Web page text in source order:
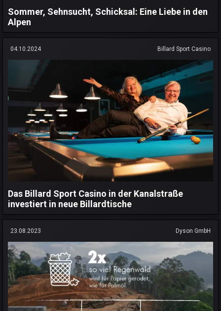
Sommer, Sehnsucht, Schicksal: Eine Liebe in den
Alpen
04.10.2024 Billard Sport Casino
Das Billard Sport Casino in der Kanalstraße
investiert in neue Billardtische
23.08.2023 Dyson GmbH